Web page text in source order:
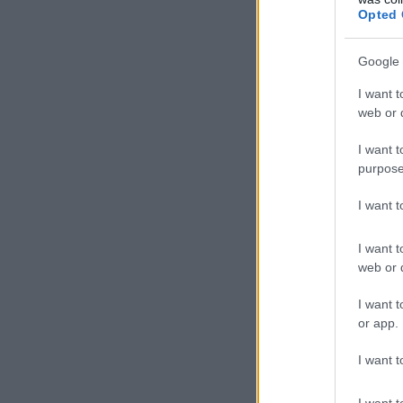
Opted
Google
I want
web or
I want
I want
I want
web or
I want
or app.
I want